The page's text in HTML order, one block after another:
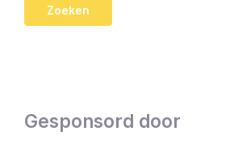
Gesponsord door